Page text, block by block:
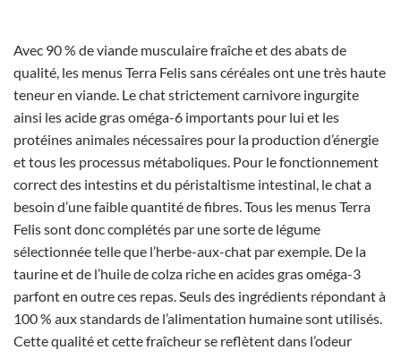
Avec 90 % de viande musculaire fraîche et des abats de
qualité, les menus Terra Felis sans céréales ont une très haute
teneur en viande. Le chat strictement carnivore ingurgite
ainsi les acide gras oméga-6 importants pour lui et les
protéines animales nécessaires pour la production d’énergie
et tous les processus métaboliques. Pour le fonctionnement
correct des intestins et du péristaltisme intestinal, le chat a
besoin d’une faible quantité de fibres. Tous les menus Terra
Felis sont donc complétés par une sorte de légume
sélectionnée telle que l’herbe-aux-chat par exemple. De la
taurine et de l’huile de colza riche en acides gras oméga-3
parfont en outre ces repas. Seuls des ingrédients répondant à
100 % aux standards de l’alimentation humaine sont utilisés.
Cette qualité et cette fraîcheur se reflètent dans l’odeur